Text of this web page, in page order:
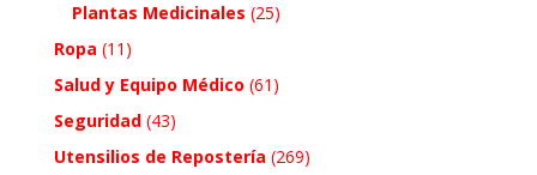
Plantas Medicinales (25)
Ropa (11)
Salud y Equipo Médico (61)
Seguridad (43)
Utensilios de Repostería (269)